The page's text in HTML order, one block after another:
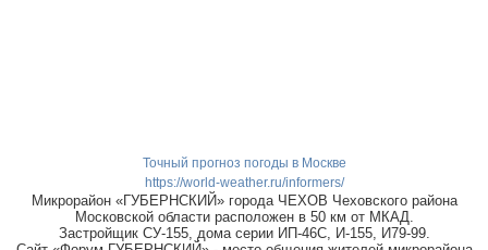
Точный прогноз погоды в Москве
https://world-weather.ru/informers/
Микрорайон «ГУБЕРНСКИЙ» города ЧЕХОВ Чеховского района
Московской области расположен в 50 км от МКАД.
Застройщик СУ-155, дома серии ИП-46С, И-155, И79-99.